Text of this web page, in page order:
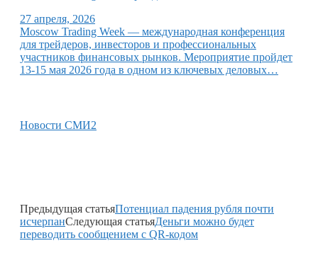
27 апреля, 2026
Moscow Trading Week — международная конференция
для трейдеров, инвесторов и профессиональных
участников финансовых рынков. Мероприятие пройдет
13-15 мая 2026 года в одном из ключевых деловых…
Новости СМИ2
Предыдущая статьяПотенциал падения рубля почти
исчерпанСледующая статьяДеньги можно будет
переводить сообщением с QR-кодом